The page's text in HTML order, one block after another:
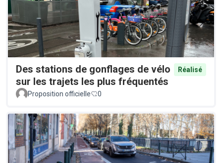
Des stations de gonflages de vélo
sur les trajets les plus fréquentés
Réalisé
Proposition officielle 0